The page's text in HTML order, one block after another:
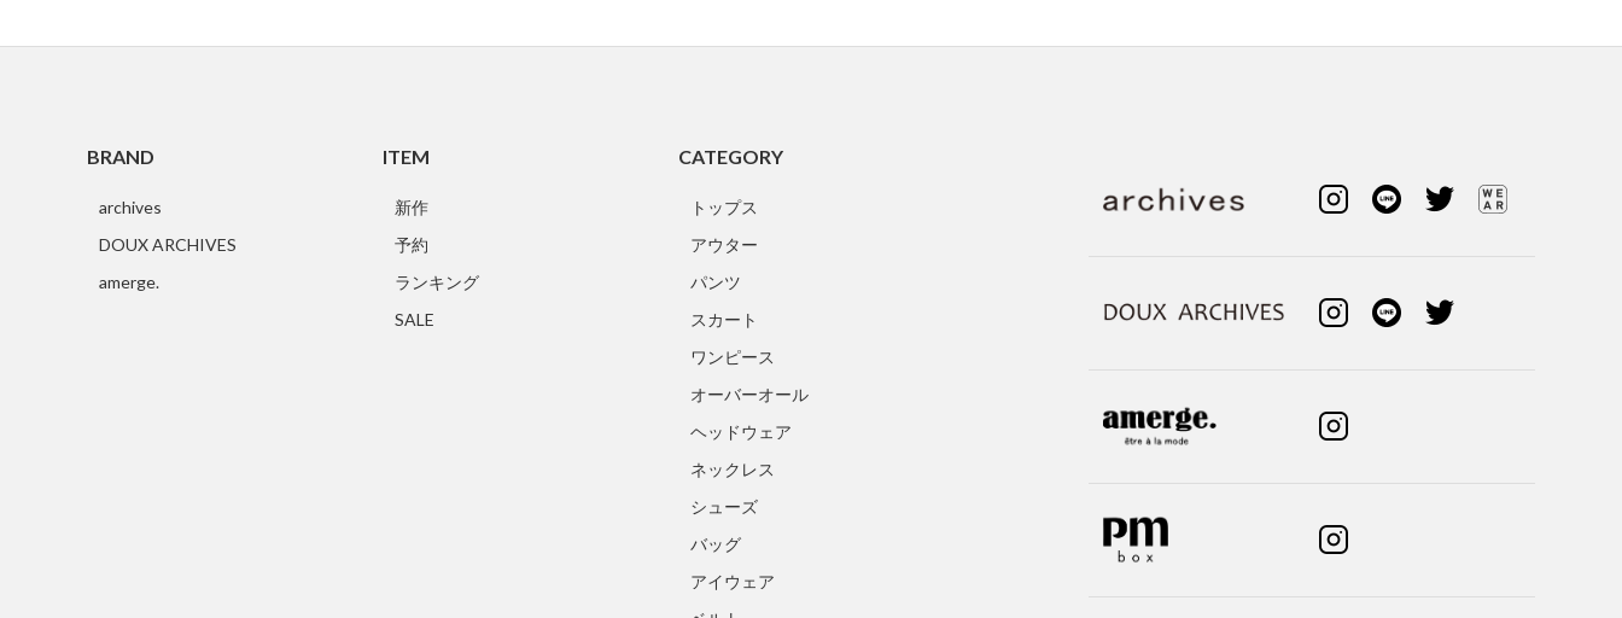
BRAND
archives
DOUX ARCHIVES
amerge.
ITEM
新作
予約
ランキング
SALE
CATEGORY
トップス
アウター
パンツ
スカート
ワンピース
オーバーオール
ヘッドウェア
ネックレス
シューズ
バッグ
アイウェア